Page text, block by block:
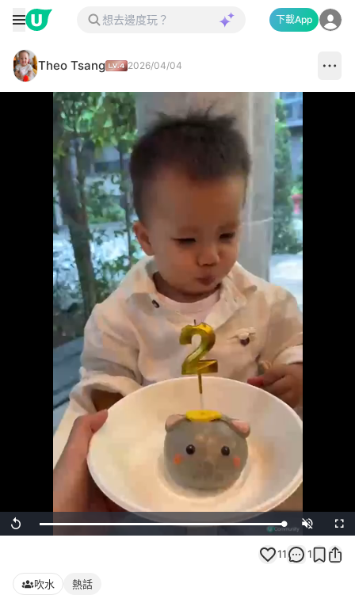
下載App
Theo Tsang 2026/04/04
Replay Loaded:
100.00%
Unmute
11 1
吹水 熱話